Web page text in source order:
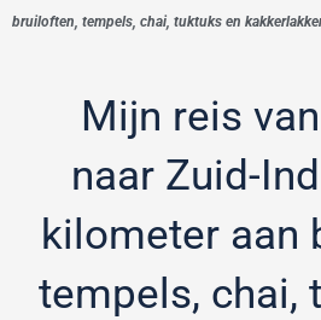
bruiloften, tempels, chai, tuktuks en
Mijn reis
naar Zuid-
kilometer aan
tempels, chai,